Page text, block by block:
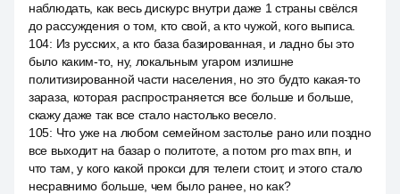
наблюдать, как весь дискурс внутри даже 1 страны свёлся
до рассуждения о том, кто свой, а кто чужой, кого выписа.
104: Из русских, а кто база базированная, и ладно бы это
было каким-то, ну, локальным угаром излишне
политизированной части населения, но это будто какая-то
зараза, которая распространяется все больше и больше,
скажу даже так все стало настолько весело.
105: Что уже на любом семейном застолье рано или поздно
все выходит на базар о политоте, а потом pro max впн, и
что там, у кого какой прокси для телеги стоит, и этого стало
несравнимо больше, чем было ранее, но как?